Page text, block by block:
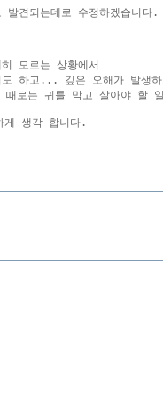
견되는데로 수정하겠습니다.
모르는 상황에서
하고... 깊은 오해가 발생하
때로는 귀를 막고 살아야
게 생각 합니다.